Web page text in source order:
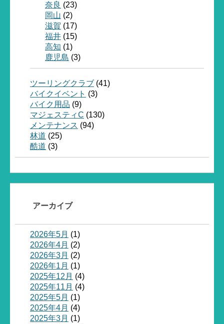
奈良 (23)
岡山 (2)
滋賀 (17)
福井 (15)
高知 (1)
鹿児島 (3)
ツーリングクラブ (41)
バイクイベント (3)
バイク用品 (9)
マジェスティC (130)
メンテナンス (94)
林道 (25)
酷道 (3)
アーカイブ
2026年5月 (1)
2026年4月 (2)
2026年3月 (2)
2026年1月 (1)
2025年12月 (4)
2025年11月 (4)
2025年5月 (1)
2025年4月 (4)
2025年3月 (1)